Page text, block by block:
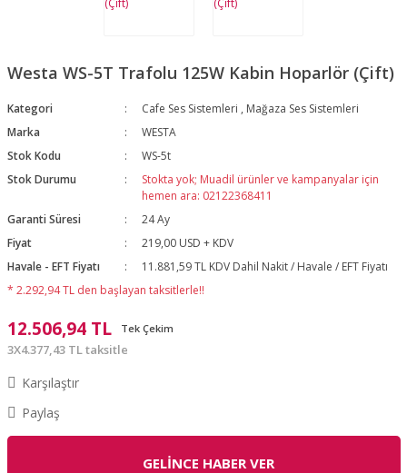
Westa WS-5T Trafolu 125W Kabin Hoparlör (Çift)
Kategori Cafe Ses Sistemleri , Mağaza Ses Sistemleri
Marka
WESTA
Stok Kodu
WS-5t
Stok Durumu
Stokta yok; Muadil ürünler ve kampanyalar için
hemen ara: 02122368411
Garanti Süresi
24 Ay
Fiyat
219,00 USD + KDV
Havale - EFT Fiyatı
11.881,59 TL KDV Dahil Nakit / Havale / EFT Fiyatı
* 2.292,94 TL den başlayan taksitlerle!!
12.506,94 TL Tek Çekim
3X4.377,43 TL taksitle
Karşılaştır
Paylaş
GELİNCE HABER VER